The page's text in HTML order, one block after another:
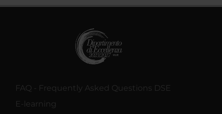
FAQ - Frequently Asked Questions DSE
E-learning